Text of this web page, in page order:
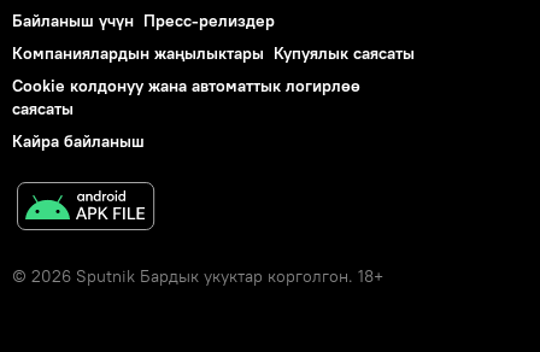
Байланыш үчүн Пресс-релиздер
Компаниялардын жаңылыктары Купуялык саясаты
Cookie колдонуу жана автоматтык логирлөө
саясаты
Кайра байланыш
© 2026 Sputnik Бардык укуктар корголгон. 18+